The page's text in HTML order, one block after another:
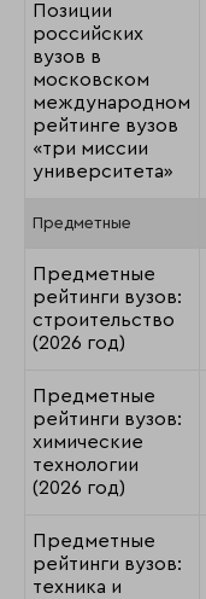
Позиции
российских
вузов в
московском
международном
рейтинге вузов
«три миссии
университета»
Предметные
Предметные
рейтинги вузов:
строительство
(2026 год)
Предметные
рейтинги вузов:
химические
технологии
(2026 год)
Предметные
рейтинги вузов:
техника и